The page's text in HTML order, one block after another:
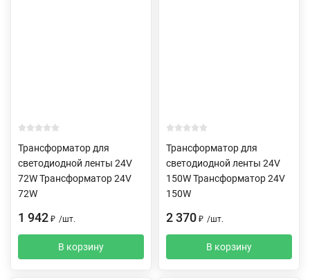
Трансформатор для
светодиодной ленты 24V
72W Трансформатор 24V
72W
1 942 ₽ /шт.
В корзину
Трансформатор для
светодиодной ленты 24V
150W Трансформатор 24V
150W
2 370 ₽ /шт.
В корзину